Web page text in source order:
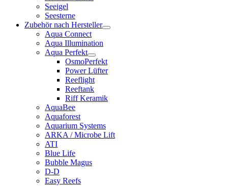
Seeigel
Seesterne
Zubehör nach Hersteller
Aqua Connect
Aqua Illumination
Aqua Perfekt
OsmoPerfekt
Power Lüfter
Reeflight
Reeftank
Riff Keramik
AquaBee
Aquaforest
Aquarium Systems
ARKA / Microbe Lift
ATI
Blue Life
Bubble Magus
D-D
Easy Reefs